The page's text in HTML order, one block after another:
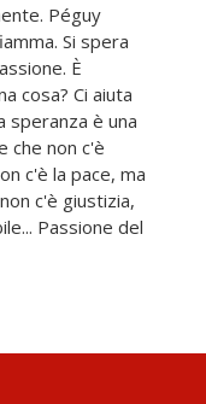
Péguy
Si spera
È
cosa? Ci aiuta
speranza è una
che non c'è
c'è la pace, ma
c'è giustizia,
Passione del